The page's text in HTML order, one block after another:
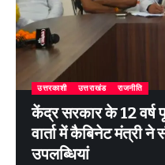
उत्तरकाशी उत्तराखंड राजनीति
केंद्र सरकार के 12 वर्ष
वार्ता में कैबिनेट मंत्री ने
उपलब्धियां